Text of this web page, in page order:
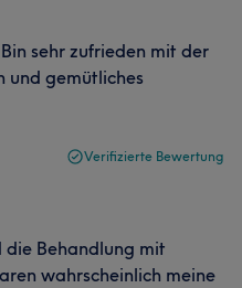
sehr zufrieden mit der
und gemütliches
Verifizierte Bewertung
die Behandlung mit
wahrscheinlich meine